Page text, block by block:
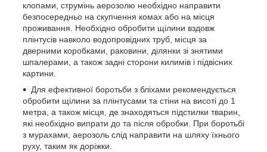
клопами, струмінь аерозолю необхідно направити
безпосередньо на скупчення комах або на місця
проживання. Необхідно обробити щілини вздовж
плінтусів навколо водопровідних труб, місця за
дверними коробками, раковини, ділянки зі знятими
шпалерами, а також задні сторони килимів і підвісних
картини.
Для ефективної боротьби з бліхами рекомендується
обробити щілини за плінтусами та стіни на висоті до 1
метра, а також місця, де знаходяться підстилки тварин,
які необхідно випрати до та після обробки. При боротьбі
з мурахами, аерозоль слід направити на шляху їхнього
руху, таким як доріжки.